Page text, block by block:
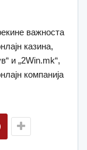
важноста
казина,
и „2Win.mk“,
компанија